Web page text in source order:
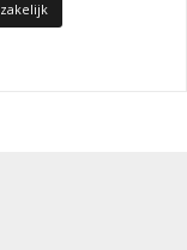
zakelijk